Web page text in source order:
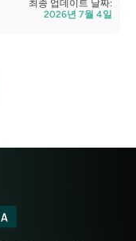
최종 업데이트 날짜:
2026년 7월 4일